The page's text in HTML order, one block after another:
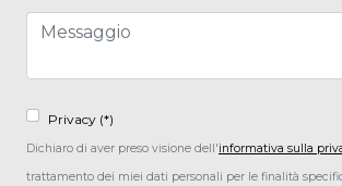
Messaggio
Privacy (*)
Dichiaro di aver preso visione dell'informativa sulla
trattamento dei miei dati personali per le finalità